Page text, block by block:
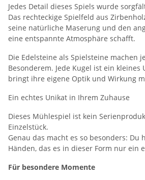
Jedes Detail dieses Spiels wurde
Das rechteckige Spielfeld aus
seine natürliche Maserung und den
eine entspannte Atmosphäre schafft.
Die Edelsteine als Spielsteine machen
Besonderem. Jede Kugel ist ein
bringt ihre eigene Optik und Wirkung
Ein echtes Unikat in Ihrem Zuhause
Dieses Mühlespiel ist kein
Einzelstück.
Genau das macht es so besonders: Du
Händen, das es in dieser Form nur ein
Für besondere Momente